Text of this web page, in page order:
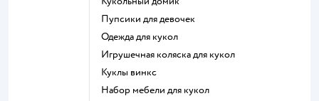
Пупсики для девочек
Одежда для кукол
Игрушечная коляска для кукол
Куклы винкс
Набор мебели для кукол